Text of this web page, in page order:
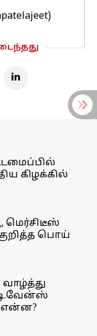
கிழக்கில்
மெர்சிடீஸ்
குறித்த பொய்
என்ன?